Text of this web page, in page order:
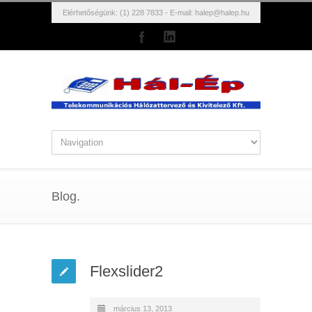
Elérhetőségünk: (1) 228 7833 - E-mail: halep@halep.hu
Blog.
Flexslider2
március 13, 2013